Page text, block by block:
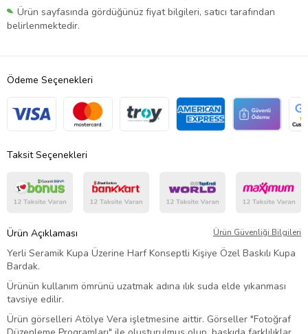
Ürün sayfasında gördüğünüz fiyat bilgileri, satıcı tarafından
belirlenmektedir.
Ödeme Seçenekleri
Taksit Seçenekleri
Ürün Açıklaması Ürün Güvenliği Bilgileri
Yerli Seramik Kupa Üzerine Harf Konseptli Kişiye Özel Baskılı Kupa
Bardak.
Ürünün kullanım ömrünü uzatmak adına ılık suda elde yıkanması
tavsiye edilir.
Ürün görselleri Atölye Vera işletmesine aittir. Görseller "Fotoğraf